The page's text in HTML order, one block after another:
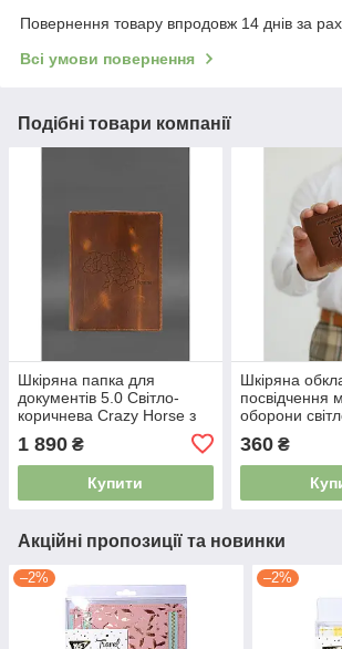
Повернення товару впродовж 14 днів за
Всі умови повернення
Подібні товари компанії
Шкіряна папка для
документів 5.0 Світло-
коричнева Crazy Horse з
ефектом Pull Up 4999562
1 890 ₴
Купити
Шкіряна
посвідчення
оборони
360₴
Акційні пропозиції та новинки
–2% –2%